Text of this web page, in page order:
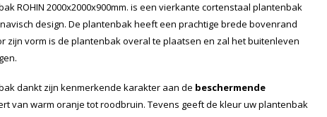
ROHIN 2000x2000x900mm. is een vierkante cortenstaal plantenbak
design. De plantenbak heeft een prachtige brede bovenrand
zijn vorm is de plantenbak overal te plaatsen en zal het buitenleven
dankt zijn kenmerkende karakter aan de beschermende
van warm oranje tot roodbruin. Tevens geeft de kleur uw plantenbak